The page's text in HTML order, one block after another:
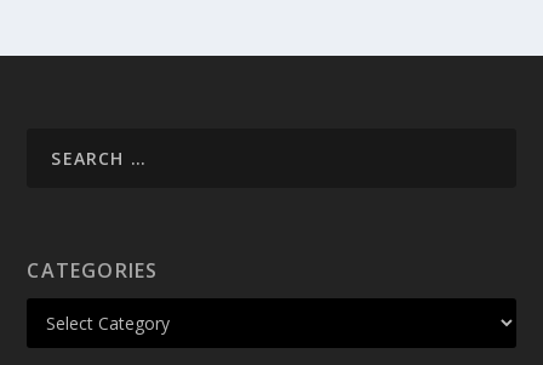
CATEGORIES